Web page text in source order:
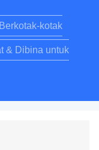
kotak
& Dibina untuk